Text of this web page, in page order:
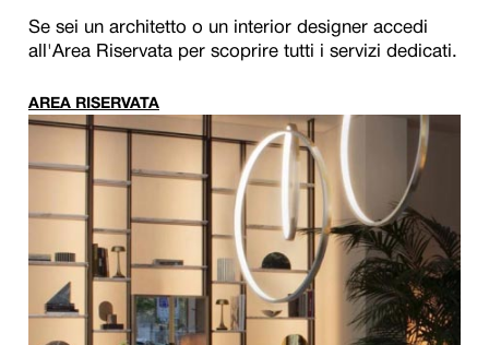
Se sei un architetto o un interior designer accedi
all'Area Riservata per scoprire tutti i servizi dedicati.
AREA RISERVATA